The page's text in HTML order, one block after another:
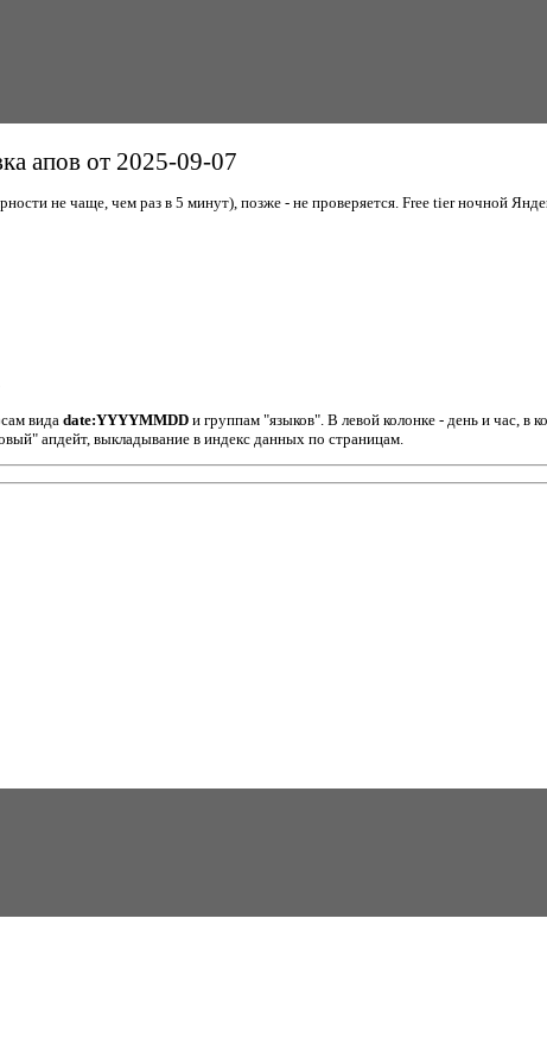
апов от 2025-09-07
не чаще, чем раз в 5 минут), позже - не проверяется. Free tier ночной
вида date:YYYYMMDD и группам "языков". В левой колонке - день и час, в
апдейт, выкладывание в индекс данных по страницам.